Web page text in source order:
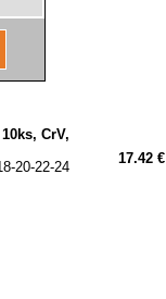
CrV,
20-22-24
17.42 €